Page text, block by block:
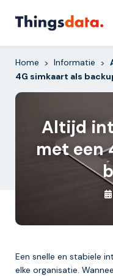
Home > Informatie >
4G simkaart als
Altijd
met een
Een snelle en stabiele
elke organisatie.